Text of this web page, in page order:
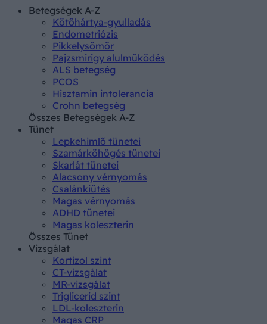
Betegségek A-Z
Kötőhártya-gyulladás
Endometriózis
Pikkelysömör
Pajzsmirigy alulműködés
ALS betegség
PCOS
Hisztamin intolerancia
Crohn betegség
Összes Betegségek A-Z
Tünet
Lepkehimlő tünetei
Szamárköhögés tünetei
Skarlát tünetei
Alacsony vérnyomás
Csalánkiütés
Magas vérnyomás
ADHD tünetei
Magas koleszterin
Összes Tünet
Vizsgálat
Kortizol szint
CT-vizsgálat
MR-vizsgálat
Triglicerid szint
LDL-koleszterin
Magas CRP